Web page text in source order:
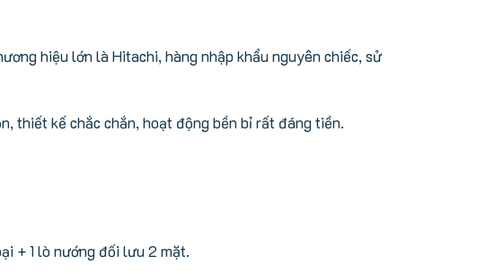
hiệu lớn là Hitachi, hàng nhập khẩu nguyên chiếc, sử
thiết kế chắc chắn, hoạt động bền bỉ rất đáng tiền.
+ 1 lò nướng đối lưu 2 mặt.